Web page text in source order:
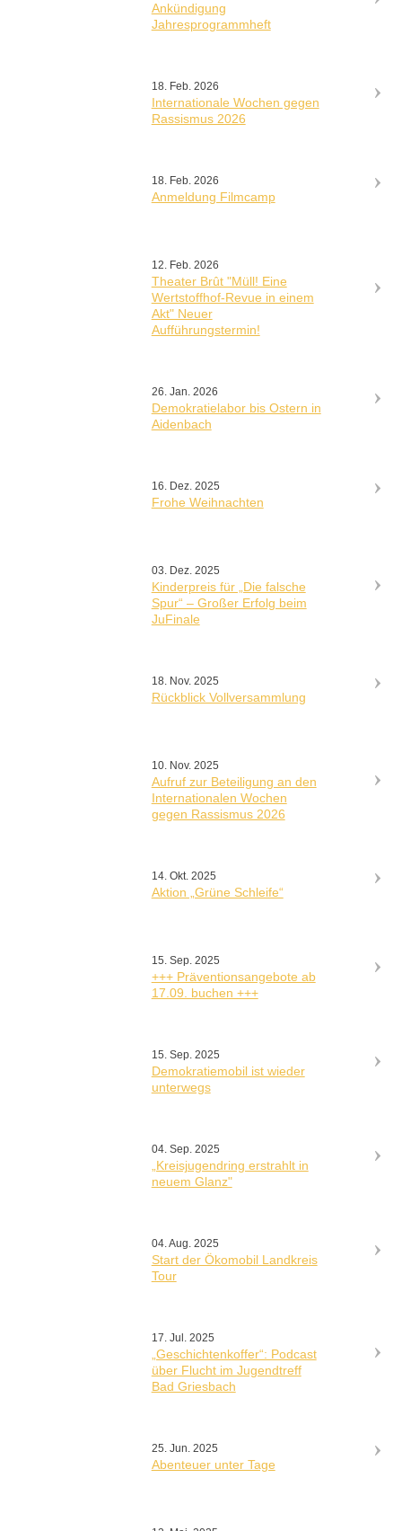
Ankündigung
Jahresprogrammheft
18. Feb. 2026
Internationale Wochen gegen
Rassismus 2026
18. Feb. 2026
Anmeldung Filmcamp
12. Feb. 2026
Theater Brût "Müll! Eine
Wertstoffhof-Revue in einem
Akt" Neuer
Aufführungstermin!
26. Jan. 2026
Demokratielabor bis Ostern in
Aidenbach
16. Dez. 2025
Frohe Weihnachten
03. Dez. 2025
Kinderpreis für „Die falsche
Spur“ – Großer Erfolg beim
JuFinale
18. Nov. 2025
Rückblick Vollversammlung
10. Nov. 2025
Aufruf zur Beteiligung an den
Internationalen Wochen
gegen Rassismus 2026
14. Okt. 2025
Aktion „Grüne Schleife“
15. Sep. 2025
+++ Präventionsangebote ab
17.09. buchen +++
15. Sep. 2025
Demokratiemobil ist wieder
unterwegs
04. Sep. 2025
„Kreisjugendring erstrahlt in
neuem Glanz"
04. Aug. 2025
Start der Ökomobil Landkreis
Tour
17. Jul. 2025
„Geschichtenkoffer“: Podcast
über Flucht im Jugendtreff
Bad Griesbach
25. Jun. 2025
Abenteuer unter Tage